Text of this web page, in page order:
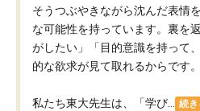
そうつぶやきながら沈んだ表情
な可能性を持っています。裏を
がしたい」「目的意識を持って
的な欲求が見て取れるからです。
私たち東大先生は、「学び... 続